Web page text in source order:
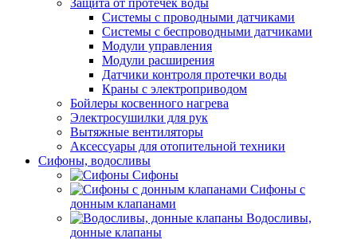
Защита от протечек воды
Системы с проводными датчиками
Системы с беспроводными датчиками
Модули управления
Модули расширения
Датчики контроля протечки воды
Краны с электроприводом
Бойлеры косвенного нагрева
Электросушилки для рук
Вытяжные вентиляторы
Аксессуары для отопительной техники
Сифоны, водосливы
Сифоны
Сифоны с
донным клапанами
Водосливы,
донные клапаны